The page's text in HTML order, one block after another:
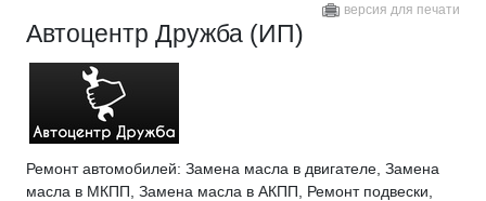
версия для печати
Автоцентр Дружба (ИП)
Ремонт автомобилей: Замена масла в двигателе, Замена
масла в МКПП, Замена масла в АКПП, Ремонт подвески,